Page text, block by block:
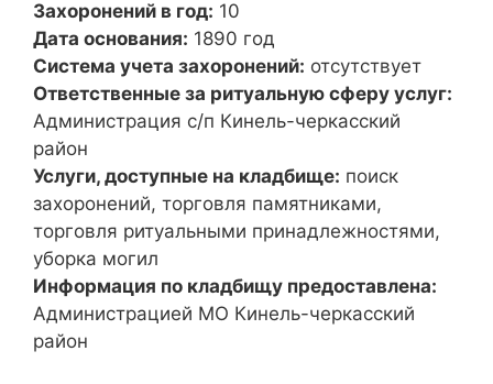
Захоронений в год: 10
Дата основания: 1890 год
Система учета захоронений: отсутствует
Ответственные за ритуальную сферу услуг:
Администрация с/п Кинель-черкасский
район
Услуги, доступные на кладбище: поиск
захоронений, торговля памятниками,
торговля ритуальными принадлежностями,
уборка могил
Информация по кладбищу предоставлена:
Администрацией МО Кинель-черкасский
район